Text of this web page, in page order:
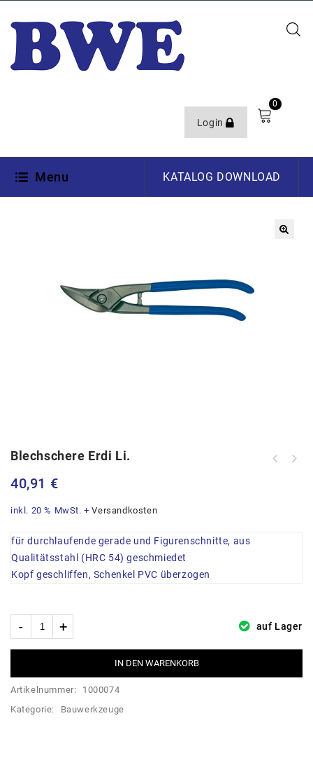
Login
0
Menu KATALOG DOWNLOAD
Blechschere Erdi Li.
40,91 €
inkl. 20 % MwSt. +Versandkosten
für durchlaufende gerade und Figurenschnitte, aus
Qualitätsstahl (HRC 54) geschmiedet
Kopf geschliffen, Schenkel PVC überzogen
auf Lager
IN DEN WARENKORB
Artikelnummer:
1000074
Kategorie:
Bauwerkzeuge